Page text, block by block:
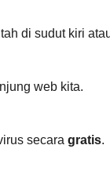
di sudut kiri
web kita.
secara gratis.